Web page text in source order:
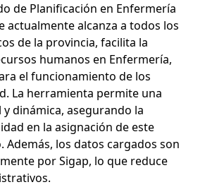
de Planificación en Enfermería
actualmente alcanza a todos los
de la provincia, facilita la
humanos en Enfermería,
el funcionamiento de los
La herramienta permite una
dinámica, asegurando la
en la asignación de este
Además, los datos cargados son
por Sigap, lo que reduce